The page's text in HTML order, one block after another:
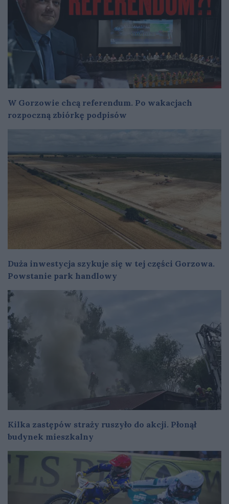
W Gorzowie chcą referendum. Po wakacjach
rozpoczną zbiórkę podpisów
Duża inwestycja szykuje się w tej części Gorzowa.
Powstanie park handlowy
Kilka zastępów straży ruszyło do akcji. Płonął
budynek mieszkalny